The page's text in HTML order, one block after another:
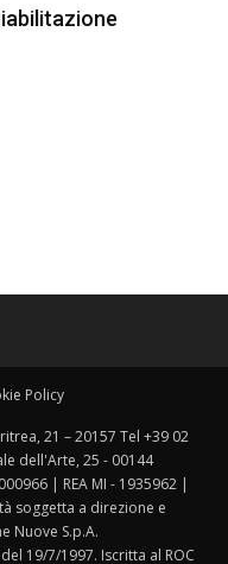
Policy
21 – 20157 Tel +39 02
dell'Arte, 25 - 00144
| REA MI - 1935962 |
soggetta a direzione e
Nuove S.p.A.
19/7/1997. Iscritta al ROC